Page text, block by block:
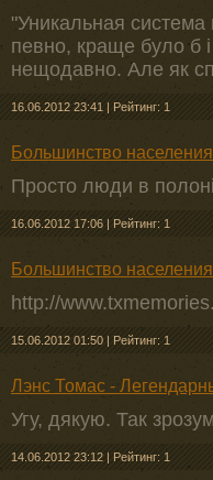
"Уникальная система
певно, краще було б
нещодавно. Але як
16.06.2012 23:41 | Рейтинг: 1
Большинство
Просто люди в
16.06.2012 17:06 | Рейтинг: 1
Большинство
http://
15.06.2012 01:50 | Рейтинг: 1
Лэнс Томас -
Угу, дякую. Так
14.06.2012 23:12 | Рейтинг: 1